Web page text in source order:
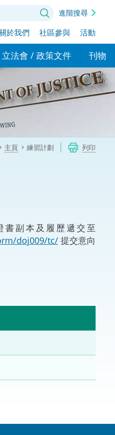
進階搜尋
於我們 社區參與 活動
立法會 / 政策文件
現行政策措施
政策文件
特別財務委員會
刊物
基本
民事
法律
相互
一般
主頁 練習計劃 列印
書副本及履歷遞交至
doj009/tc/提交意向